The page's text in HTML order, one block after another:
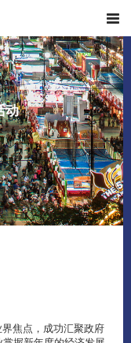
动
焦点，成功汇聚政府